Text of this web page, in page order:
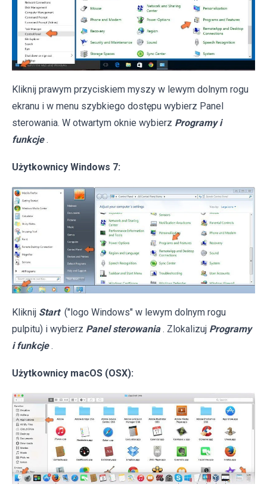
Kliknij prawym przyciskiem myszy w lewym dolnym rogu
ekranu i w menu szybkiego dostępu wybierz Panel
sterowania. W otwartym oknie wybierz Programy i
funkcje .
Użytkownicy Windows 7:
Kliknij Start ("logo Windows" w lewym dolnym rogu
pulpitu) i wybierz Panel sterowania . Zlokalizuj Programy
i funkcje .
Użytkownicy macOS (OSX):